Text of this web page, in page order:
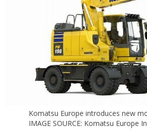
Komatsu Europe introduces new
IMAGE SOURCE: Komatsu Europe